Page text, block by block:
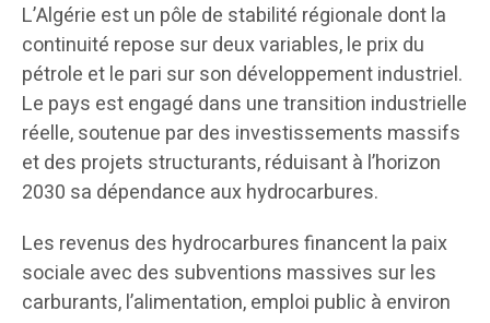
L’Algérie est un pôle de stabilité régionale dont la
continuité repose sur deux variables, le prix du
pétrole et le pari sur son développement industriel.
Le pays est engagé dans une transition industrielle
réelle, soutenue par des investissements massifs
et des projets structurants, réduisant à l’horizon
2030 sa dépendance aux hydrocarbures.
Les revenus des hydrocarbures financent la paix
sociale avec des subventions massives sur les
carburants, l’alimentation, emploi public à environ